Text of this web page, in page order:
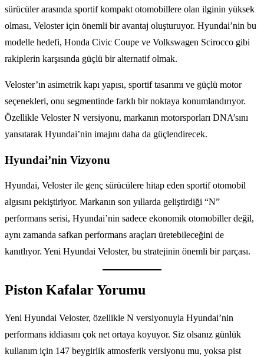
sürücüler arasında sportif kompakt otomobillere olan ilginin yüksek
olması, Veloster için önemli bir avantaj oluşturuyor. Hyundai’nin bu
modelle hedefi, Honda Civic Coupe ve Volkswagen Scirocco gibi
rakiplerin karşısında güçlü bir alternatif olmak.
Veloster’ın asimetrik kapı yapısı, sportif tasarımı ve güçlü motor
seçenekleri, onu segmentinde farklı bir noktaya konumlandırıyor.
Özellikle Veloster N versiyonu, markanın motorsporları DNA’sını
yansıtarak Hyundai’nin imajını daha da güçlendirecek.
Hyundai’nin Vizyonu
Hyundai, Veloster ile genç sürücülere hitap eden sportif otomobil
algısını pekiştiriyor. Markanın son yıllarda geliştirdiği “N”
performans serisi, Hyundai’nin sadece ekonomik otomobiller değil,
aynı zamanda safkan performans araçları üretebileceğini de
kanıtlıyor. Yeni Hyundai Veloster, bu stratejinin önemli bir parçası.
Piston Kafalar Yorumu
Yeni Hyundai Veloster, özellikle N versiyonuyla Hyundai’nin
performans iddiasını çok net ortaya koyuyor. Siz olsanız günlük
kullanım için 147 beygirlik atmosferik versiyonu mu, yoksa pist